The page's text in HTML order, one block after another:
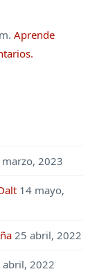
Aprende
marzo, 2023
14 mayo,
25 abril, 2022
abril, 2022